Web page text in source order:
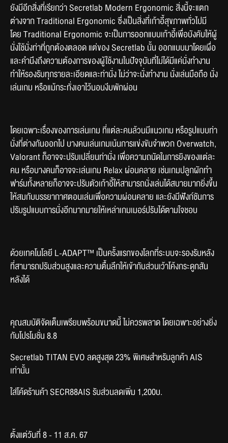
ยังมีอีกสิ่งที่เรียกว่า Secretlab Modern Ergonomic สิ่งนี้จะแตก
ต่างจาก Traditional Ergonomic ซึ่งเป็นสิ่งที่เก้าอี้สุขภาพทั่วไปมี
โดย Traditional Ergonomic จะเป็นการออกแบบเก้าอี้เพื่อบังคับให้ผู้
นั่งใช้นั่งท่าที่ถูกต้องตลอด แต่ของ Secretlab นั้น ออกแบบมาโดยเผื่อ
และคำนึงถึงความต้องการของผู้ใช้งานในปัจจุบันที่ไม่ได้มีแค่นั่งทำงาน
ทำให้รองรับทุกรายละเอียดและท่านั่ง ไม่ว่าจะนั่งทำงาน นั่งเล่นมือถือ นั่ง
เล่นเกม หรือแม้กระทั่งเอาไว้นอนงีบพักผ่อน
โดยเฉพาะเรื่องของการเล่นเกม ที่แต่ละคนล้วนมีแนวเกม หรือรูปแบบท่า
นั่งที่ต่างกันออกไป บางคนเล่นเกมเน้นการแข่งขันจำพวก Overwatch,
Valorant ก็อาจจะปรับเปลี่ยนท่านั่ง เพื่อความถนัดในการยิงของแต่ละ
คน หรือบางคนก็อาจจะเล่นเกม Relax ผ่อนคลาย เช่นเกมปลูกผักทำ
ฟาร์มทั้งหลายก็อาจจะปรับตัวเก้าอี้ให้สามารถนั่งเล่นได้สบายมากยิ่งขึ้น
ให้สมกับบรรยากาศตอนเล่นเพื่อความผ่อนคลาย และยังมีฟังก์ชันการ
ปรับรูปแบบการนั่งอีกมากมายให้เหล่าเกมเมอร์ปรับได้ตามใจชอบ
ด้วยเทคโนโลยี L-ADAPT™ เป็นครั้งแรกของโลกที่ระบบจะรองรับหลัง
ที่สามารถปรับส่วนสูงและความตื้นลึกให้เข้ากับส่วนเว้าโค้งกระดูกสัน
หลังได้
คุณสมบัติจัดเต็มเพรียบพร้อมขนาดนี้ ไม่ควรพลาด โดยเฉพาะอย่างยิ่ง
กับโปรโมชั่น 8.8
Secretlab TITAN EVO ลดสูงสุด 23% พิเศษสำหรับลูกค้า AIS
เท่านั้น
ใส่โค้ดร้านค้า SECR88AIS รับส่วนลดเพิ่ม 1,200บ.
ตั้งแต่วันที่ 8 - 11 ส.ค. 67